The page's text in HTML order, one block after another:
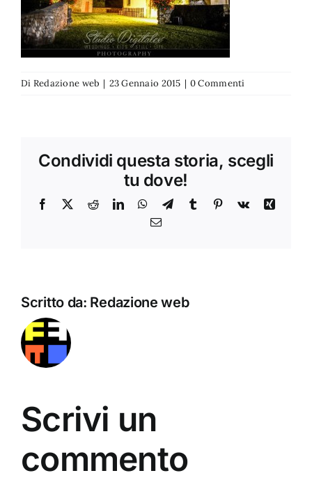
Di Redazione web | 23 Gennaio 2015 | 0 Commenti
Condividi questa storia, scegli
tu dove!
Facebook RedditLinkedInWhatsApp
TelegramTumblr Pinterest
Vk
Xing
Email
Scritto da: Redazione web
Scrivi un
commento